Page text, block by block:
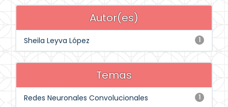
Autor(es)
1
Sheila Leyva López
Temas
1
Redes Neuronales Convolucionales